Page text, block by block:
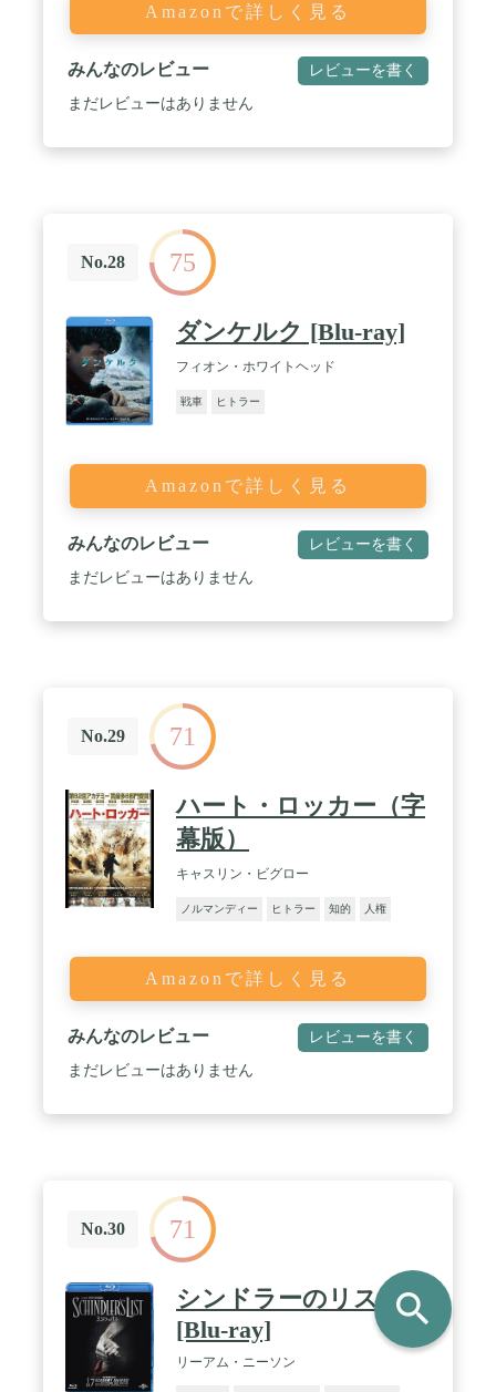
Amazonで詳しく見る
みんなのレビュー レビューを書く
まだレビューはありません
No.28 75
ダンケルク [Blu-ray]
フィオン・ホワイトヘッド
戦車 ヒトラー
Amazonで詳しく見る
みんなのレビュー レビューを書く
まだレビューはありません
No.29 71
ハート・ロッカー（字
幕版）
キャスリン・ビグロー
ノルマンディー ヒトラー 知的 人権
Amazonで詳しく見る
みんなのレビュー レビューを書く
まだレビューはありません
No.30 71
シンドラーのリスト
[Blu-ray]
リーアム・ニーソン
search